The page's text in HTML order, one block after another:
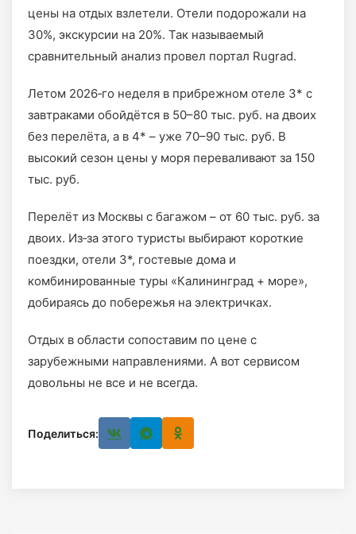
цены на отдых взлетели. Отели подорожали на
30%, экскурсии на 20%. Так называемый
сравнительный анализ провел портал Rugrad.
Летом 2026‑го неделя в прибрежном отеле 3* с
завтраками обойдётся в 50–80 тыс. руб. на двоих
без перелёта, а в 4* – уже 70–90 тыс. руб. В
высокий сезон цены у моря переваливают за 150
тыс. руб.
Перелёт из Москвы с багажом – от 60 тыс. руб. за
двоих. Из‑за этого туристы выбирают короткие
поездки, отели 3*, гостевые дома и
комбинированные туры «Калининград + море»,
добираясь до побережья на электричках.
Отдых в области сопоставим по цене с
зарубежными направлениями. А вот сервисом
довольны не все и не всегда.
Поделиться: